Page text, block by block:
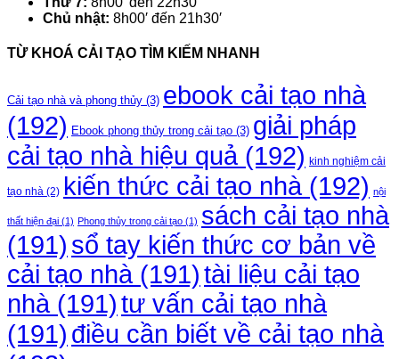
Chủ nhật: 8h00′ đến 21h30′
TỪ KHOÁ CẢI TẠO TÌM KIẾM NHANH
Cải tạo nhà và phong thủy (3) ebook cải tạo nhà
(192) Ebook phong thủy trong cải tạo (3) giải pháp
cải tạo nhà hiệu quả(192) kinh nghiệm cải
tạo nhà (2) kiến thức cải tạo nhà(192) nội
thất hiện đại (1) Phong thủy trong cải tạo (1) sách cải tạo nhà
(191) sổ tay kiến thức cơ bản về
cải tạo nhà(191)tài liệu cải tạo
nhà(191)tư vấn cải tạo nhà
(191) điều cần biết về cải tạo nhà